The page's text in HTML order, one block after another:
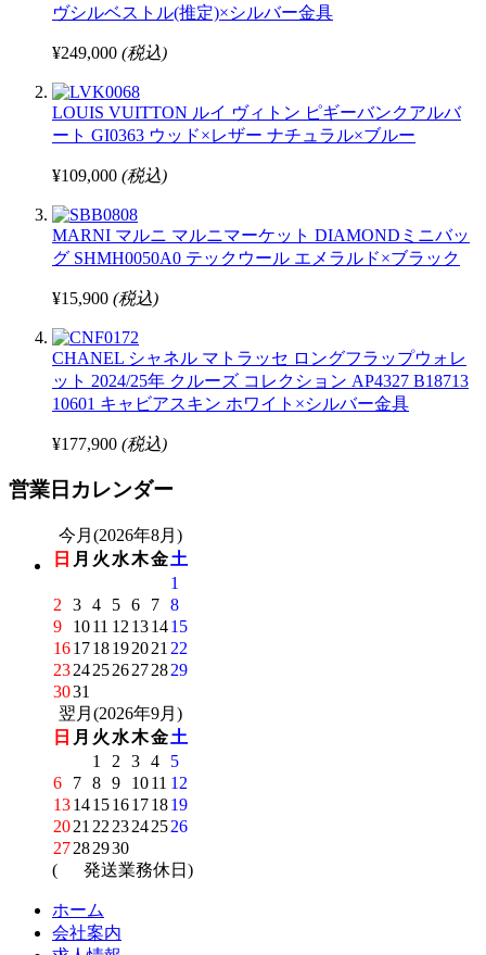
ヴシルベストル(推定)×シルバー金具
¥249,000 (税込)
LOUIS VUITTON ルイ ヴィトン ピギーバンクアルバ
ート GI0363 ウッド×レザー ナチュラル×ブルー
¥109,000 (税込)
MARNI マルニ マルニマーケット DIAMONDミニバッ
グ SHMH0050A0 テックウール エメラルド×ブラック
¥15,900 (税込)
CHANEL シャネル マトラッセ ロングフラップウォレ
ット 2024/25年 クルーズ コレクション AP4327 B18713
10601 キャビアスキン ホワイト×シルバー金具
¥177,900 (税込)
営業日カレンダー
今月(2026年8月)
日 月 火 水木金土
1
2
3 4 5 6 7 8
9
1011 12 131415
161718192021 22
23242526272829
3031
翌月(2026年9月)
日 月 火 水木金土
1
2 3 4
5
6
7 8 9 1011 12
13141516171819
2021 22 23242526
27282930
(
発送業務休日)
ホーム
会社案内